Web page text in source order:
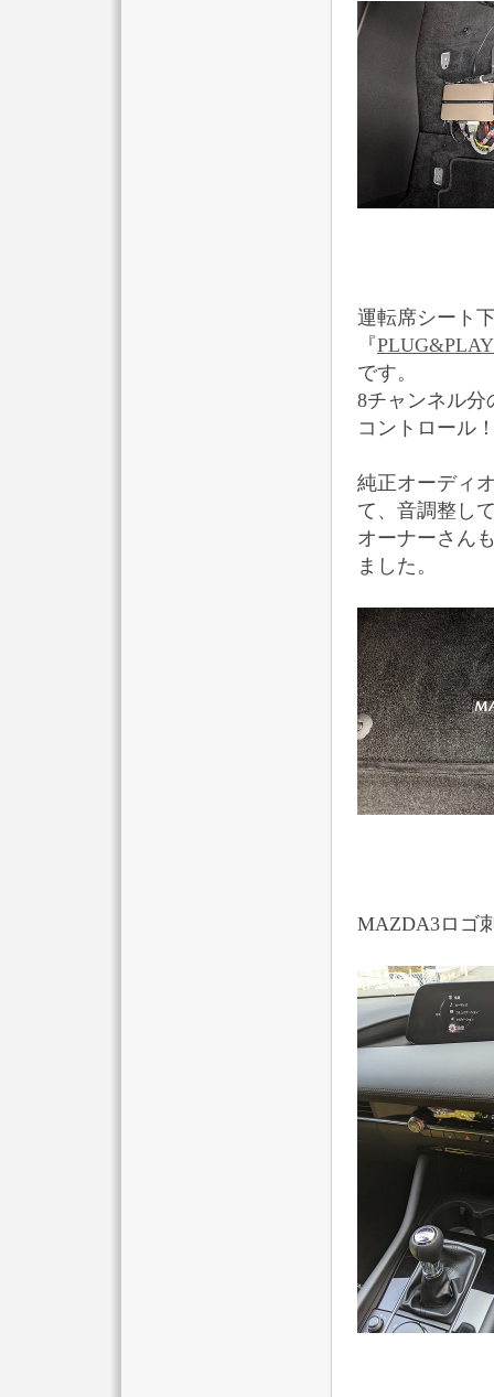
運転席シート
『
です。
8チャンネル分
コントロール
純正オーディ
て、音調整し
オーナーさん
ました。
MAZDA3ロゴ